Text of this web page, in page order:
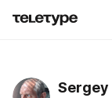
Sergey